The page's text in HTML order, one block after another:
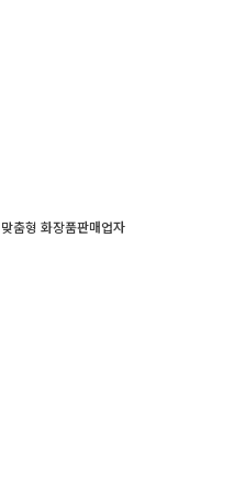
춤형 화장품판매업자